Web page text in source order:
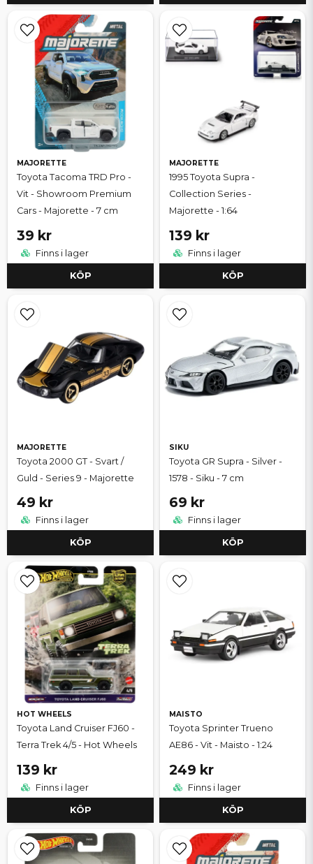
MAJORETTE
Toyota Tacoma TRD Pro -
Vit - Showroom Premium
Cars - Majorette - 7 cm
39 kr
Finns i lager
KÖP
MAJORETTE
1995 Toyota Supra -
Collection Series -
Majorette - 1:64
139 kr
Finns i lager
KÖP
MAJORETTE
Toyota 2000 GT - Svart /
Guld - Series 9 - Majorette
49 kr
Finns i lager
KÖP
SIKU
Toyota GR Supra - Silver -
1578 - Siku - 7 cm
69 kr
Finns i lager
KÖP
HOT WHEELS
Toyota Land Cruiser FJ60 -
Terra Trek 4/5 - Hot Wheels
139 kr
Finns i lager
KÖP
MAISTO
Toyota Sprinter Trueno
AE86 - Vit - Maisto - 1:24
249 kr
Finns i lager
KÖP